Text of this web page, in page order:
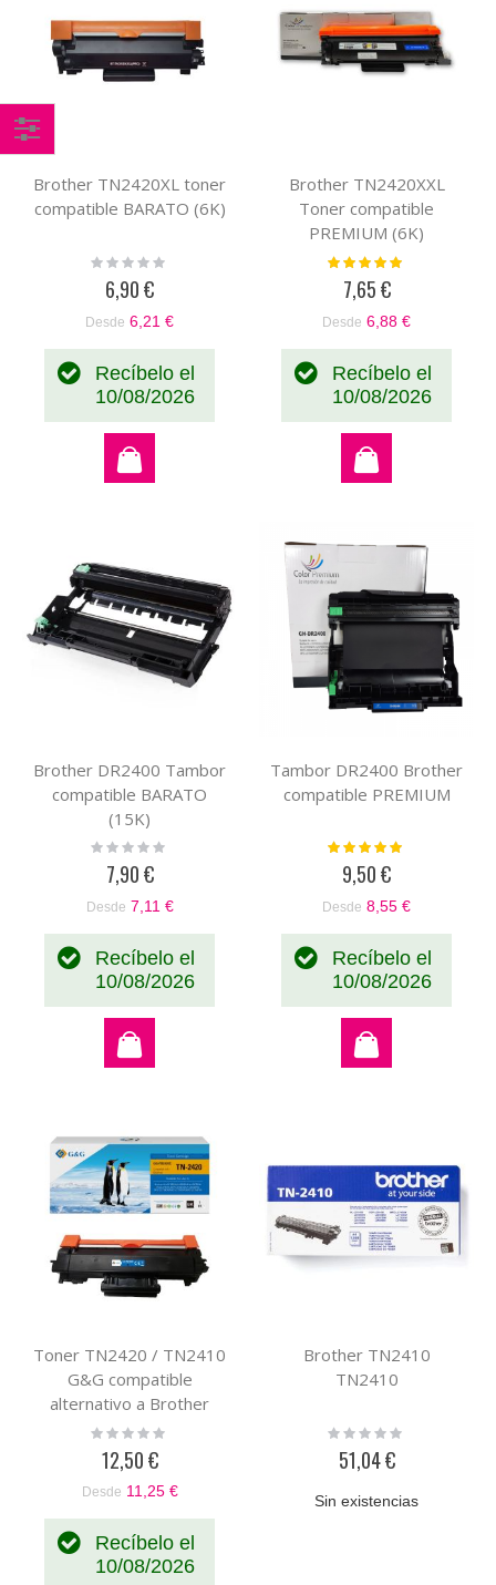
Brother TN2420XL toner
compatible BARATO (6K)
Rating:
6,90 €
Desde 6,21 €
Recíbelo el
10/08/2026
Brother TN2420XXL
Toner compatible
PREMIUM (6K)
Valoración:
7,65 €
Desde 6,88 €
Recíbelo el
10/08/2026
Brother DR2400 Tambor
compatible BARATO
(15K)
Rating:
7,90 €
Desde 7,11 €
Recíbelo el
10/08/2026
Tambor DR2400 Brother
compatible PREMIUM
Valoración:
9,50 €
Desde 8,55 €
Recíbelo el
10/08/2026
Toner TN2420 / TN2410
G&G compatible
alternativo a Brother
TN-2420
Rating:
12,50 €
Desde 11,25 €
Recíbelo el
10/08/2026
Brother TN2410
TN2410
Rating:
51,04 €
Sin existencias
Comprar
por